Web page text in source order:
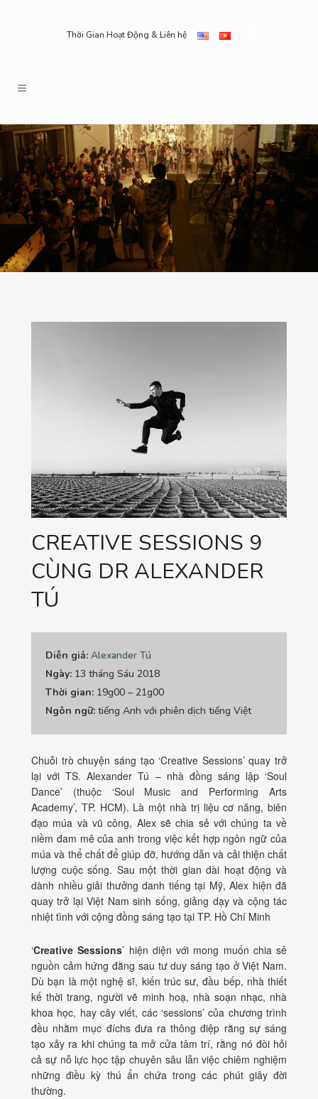
Thời Gian Hoạt Động & Liên hệ
CREATIVE SESSIONS 9
CÙNG DR ALEXANDER
TÚ
Diễn giả: Alexander Tú
Ngày: 13 tháng Sáu 2018
Thời gian: 19g00 – 21g00
Ngôn ngữ: tiếng Anh với phiên dịch tiếng Việt
Chuỗi trò chuyện sáng tạo ‘Creative Sessions’ quay trở
lại với TS. Alexander Tú – nhà đồng sáng lập ‘Soul
Dance’ (thuộc ‘Soul Music and Performing Arts
Academy’, TP. HCM). Là một nhà trị liệu cơ năng, biên
đạo múa và vũ công, Alex sẽ chia sẻ với chúng ta về
niềm đam mê của anh trong việc kết hợp ngôn ngữ của
múa và thể chất để giúp đỡ, hướng dẫn và cải thiện chất
lượng cuộc sống. Sau một thời gian dài hoạt động và
dành nhiều giải thưởng danh tiếng tại Mỹ, Alex hiện đã
quay trở lại Việt Nam sinh sống, giảng dạy và cộng tác
nhiệt tình với cộng đồng sáng tạo tại TP. Hồ Chí Minh
‘Creative Sessions’ hiện diện với mong muốn chia sẻ
nguồn cảm hứng đằng sau tư duy sáng tạo ở Việt Nam.
Dù bạn là một nghệ sĩ, kiến trúc sư, đầu bếp, nhà thiết
kế thời trang, người vẽ minh hoạ, nhà soạn nhạc, nhà
khoa học, hay cây viết, các ‘sessions’ của chương trình
đều nhằm mục đíchs đưa ra thông điệp rằng sự sáng
tạo xảy ra khi chúng ta mở cửa tâm trí, rằng nó đòi hỏi
cả sự nỗ lực học tập chuyên sâu lẫn việc chiêm nghiệm
những điều kỳ thú ẩn chứa trong các phút giây đời
thường.